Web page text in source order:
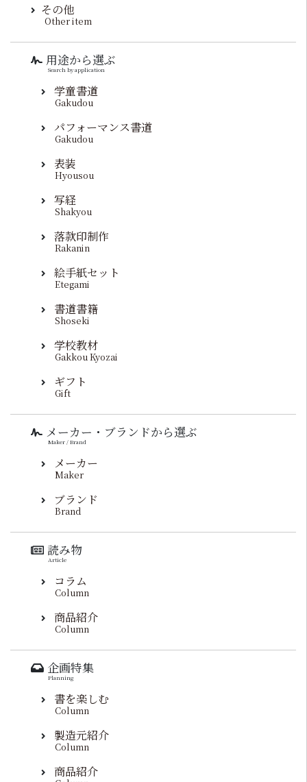
その他
Other item
用途から選ぶ
Search by application
学童書道
Gakudou
パフォーマンス書道
Gakudou
表装
Hyousou
写経
Shakyou
落款印制作
Rakanin
絵手紙セット
Etegami
書道書籍
Shoseki
学校教材
Gakkou Kyozai
ギフト
Gift
メーカー・ブランドから選ぶ
Maker / Brand
メーカー
Maker
ブランド
Brand
読み物
Article
コラム
Column
商品紹介
Column
企画特集
Planning
書を楽しむ
Column
製造元紹介
Column
商品紹介